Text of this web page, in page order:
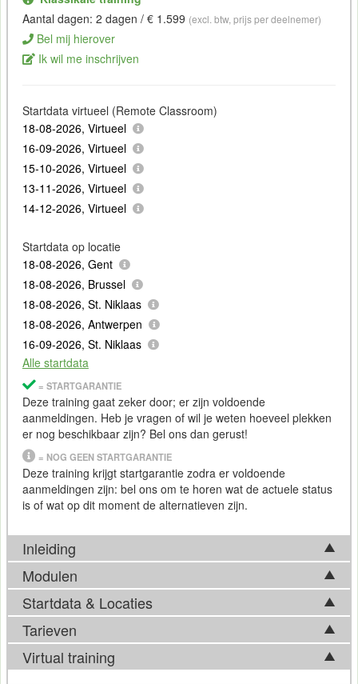
Aantal dagen: 2 dagen / € 1.599 (excl. btw, prijs per deelnemer)
Bel mij hierover
Ik wil me inschrijven
Startdata virtueel (Remote Classroom)
18-08-2026, Virtueel
16-09-2026, Virtueel
15-10-2026, Virtueel
13-11-2026, Virtueel
14-12-2026, Virtueel
Startdata op locatie
18-08-2026, Gent
18-08-2026, Brussel
18-08-2026, St. Niklaas
18-08-2026, Antwerpen
16-09-2026, St. Niklaas
Alle startdata
= STARTGARANTIE
Deze training gaat zeker door; er zijn voldoende
aanmeldingen. Heb je vragen of wil je weten hoeveel plekken
er nog beschikbaar zijn? Bel ons dan gerust!
= NOG GEEN STARTGARANTIE
Deze training krijgt startgarantie zodra er voldoende
aanmeldingen zijn: bel ons om te horen wat de actuele status
is of wat op dit moment de alternatieven zijn.
Inleiding
HubSpotCRM
platform biedt een centrale opslag voor klantinteracties,
waardoor het beheer van contactinformatie encommunicatie
wordt gestroomlijnd.
De deal-pipelinefunctie visualiseert het sales traject en kan
automatische herinneringen genereren bij bepaalde stappen
Modulen
Tijdens de Training HubSpot CRM voor Sales komen in basis
onderstaande onderwerpen aan bod. Afhankelijk van
ontwikkelingen op het vakgebied, kan de feitelijke
trainingsinhoud hier echter van afwijken. Bel ons gerust voor
meer informatie over de actuele inhoud.
Startdata & Locaties
Kies uit 5 locatie(s) in België. Ook beschikbaar in
Apeldoorn.
Tarieven
Tarief
Virtual training